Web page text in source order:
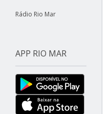
Rádio Rio Mar
APP RIO MAR